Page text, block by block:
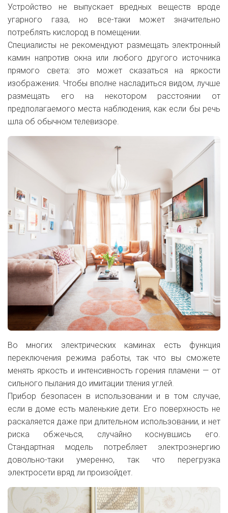
Устройство не выпускает вредных веществ вроде
угарного газа, но все-таки может значительно
потреблять кислород в помещении.
Специалисты не рекомендуют размещать электронный
камин напротив окна или любого другого источника
прямого света: это может сказаться на яркости
изображения. Чтобы вполне насладиться видом, лучше
размещать его на некотором расстоянии от
предполагаемого места наблюдения, как если бы речь
шла об обычном телевизоре.
Во многих электрических каминах есть функция
переключения режима работы, так что вы сможете
менять яркость и интенсивность горения пламени — от
сильного пылания до имитации тления углей.
Прибор безопасен в использовании и в том случае,
если в доме есть маленькие дети. Его поверхность не
раскаляется даже при длительном использовании, и нет
риска обжечься, случайно коснувшись его.
Стандартная модель потребляет электроэнергию
довольно-таки умеренно, так что перегрузка
электросети вряд ли произойдет.